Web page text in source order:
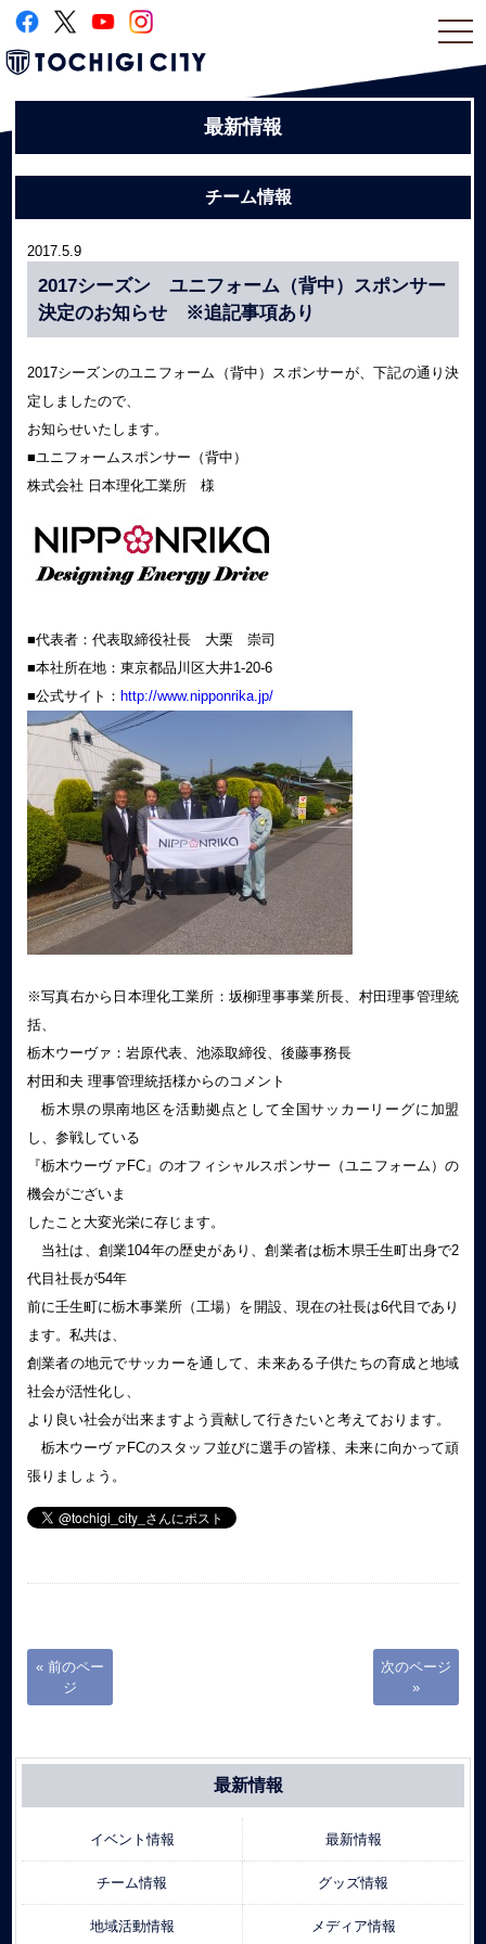
最新情報
チーム情報
2017.5.9
2017シーズン ユニフォーム（背中）スポンサー
決定のお知らせ ※追記事項あり
2017シーズンのユニフォーム（背中）スポンサーが、下記の通り決
定しましたので、
お知らせいたします。
■ユニフォームスポンサー（背中）
株式会社 日本理化工業所 様
■代表者：代表取締役社長 大栗 崇司
■本社所在地：東京都品川区大井1-20-6
■公式サイト： http://www.nipponrika.jp/
※写真右から日本理化工業所：坂柳理事事業所長、村田理事管理統
括、
栃木ウーヴァ：岩原代表、池添取締役、後藤事務長
村田和夫 理事管理統括様からのコメント
栃木県の県南地区を活動拠点として全国サッカーリーグに加盟
し、参戦している
『栃木ウーヴァFC』のオフィシャルスポンサー（ユニフォーム）の
機会がございま
したこと大変光栄に存じます。
当社は、創業104年の歴史があり、創業者は栃木県壬生町出身で2
代目社長が54年
前に壬生町に栃木事業所（工場）を開設、現在の社長は6代目であり
ます。私共は、
創業者の地元でサッカーを通して、未来ある子供たちの育成と地域
社会が活性化し、
より良い社会が出来ますよう貢献して行きたいと考えております。
栃木ウーヴァFCのスタッフ並びに選手の皆様、未来に向かって頑
張りましょう。
« 前のペー
ジ
次のページ
»
最新情報
イベント情報 最新情報
チーム情報 グッズ情報
地域活動情報 メディア情報